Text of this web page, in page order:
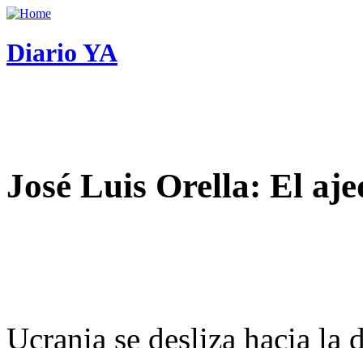
Diario YA
José Luis Orella: El
Ucrania se desliza hacia